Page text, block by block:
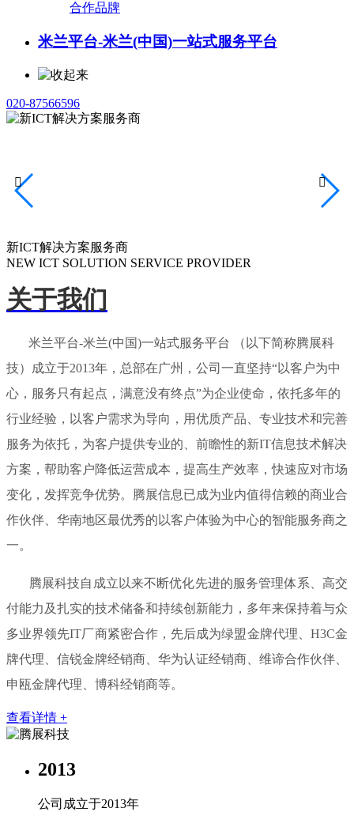
合作品牌
米兰平台-米兰(中国)一站式服务平台
020-87566596
新ICT解决方案服务商
NEW ICT SOLUTION SERVICE PROVIDER
 
关于我们
米兰平台-米兰(中国)一站式服务平台 （以下简称腾展科
技）成立于2013年，总部在广州，公司一直坚持“以客户为中
心，服务只有起点，满意没有终点”为企业使命，依托多年的
行业经验，以客户需求为导向，用优质产品、专业技术和完善
服务为依托，为客户提供专业的、前瞻性的新IT信息技术解决
方案，帮助客户降低运营成本，提高生产效率，快速应对市场
变化，发挥竞争优势。腾展信息已成为业内值得信赖的商业合
作伙伴、华南地区最优秀的以客户体验为中心的智能服务商之
一。
腾展科技自成立以来不断优化先进的服务管理体系、高交
付能力及扎实的技术储备和持续创新能力，多年来保持着与众
多业界领先IT厂商紧密合作，先后成为绿盟金牌代理、H3C金
牌代理、信锐金牌经销商、华为认证经销商、维谛合作伙伴、
申瓯金牌代理、博科经销商等。
查看详情 +
2013
公司成立于2013年